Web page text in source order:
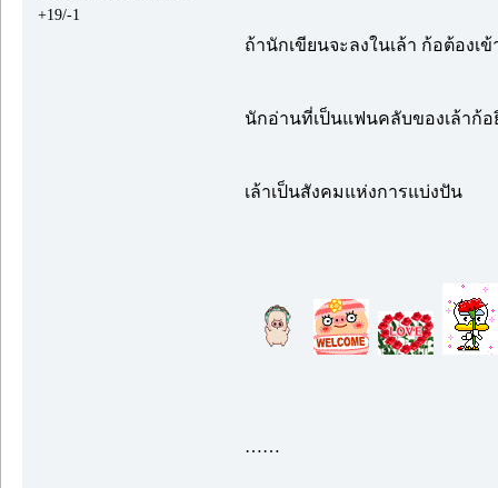
+19/-1
ถ้านักเขียนจะลงในเล้า ก้อต้องเ
นักอ่านที่เป็นแฟนคลับของเล้าก้
เล้าเป็นสังคมแห่งการแบ่งปัน
……